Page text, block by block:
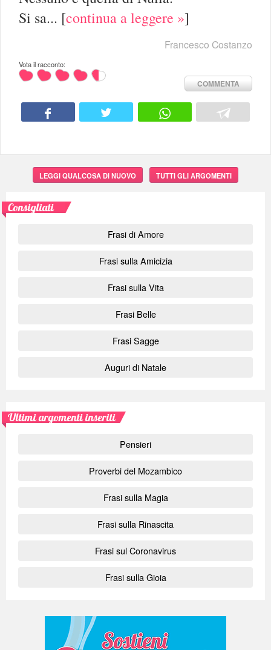
Si sa... [continua a leggere »]
Francesco Costanzo
Vota il racconto:
COMMENTA
LEGGI QUALCOSA DI NUOVO TUTTI GLI ARGOMENTI
Consigliati
Frasi di Amore
Frasi sulla Amicizia
Frasi sulla Vita
Frasi Belle
Frasi Sagge
Auguri di Natale
Ultimi argomenti inseriti
Pensieri
Proverbi del Mozambico
Frasi sulla Magia
Frasi sulla Rinascita
Frasi sul Coronavirus
Frasi sulla Gioia